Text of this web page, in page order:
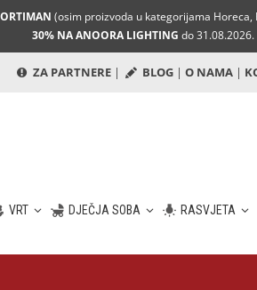
(osim proizvoda u kategorijama Horeca,
30% NA ANOORA LIGHTING do 31.08.2026.
ZA PARTNERE | BLOG | O NAMA |
VRT DJEČJA SOBA RASVJETA